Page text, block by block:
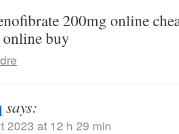
200mg online
buy
says:
2023 at 12 h 29 min